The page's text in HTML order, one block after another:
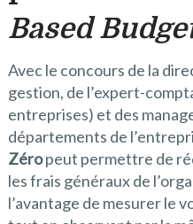
Based
Avec le concours de la
gestion, de l’expert-
entreprises) et des
départements de
Zéropeut permettre de
les frais généraux de
l’avantage de mesurer le